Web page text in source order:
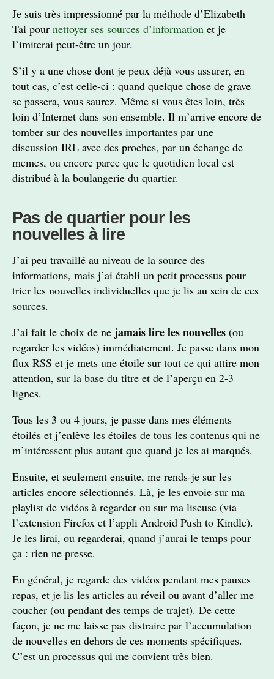
Je suis très impressionné par la méthode d’Elizabeth
Tai pour nettoyer ses sources d’information et je
l’imiterai peut-être un jour.
S’il y a une chose dont je peux déjà vous assurer, en
tout cas, c’est celle-ci : quand quelque chose de grave
se passera, vous saurez. Même si vous êtes loin, très
loin d’Internet dans son ensemble. Il m’arrive encore de
tomber sur des nouvelles importantes par une
discussion IRL avec des proches, par un échange de
memes, ou encore parce que le quotidien local est
distribué à la boulangerie du quartier.
Pas de quartier pour les
nouvelles à lire
J’ai peu travaillé au niveau de la source des
informations, mais j’ai établi un petit processus pour
trier les nouvelles individuelles que je lis au sein de ces
sources.
J’ai fait le choix de ne jamais lire les nouvelles (ou
regarder les vidéos) immédiatement. Je passe dans mon
flux RSS et je mets une étoile sur tout ce qui attire mon
attention, sur la base du titre et de l’aperçu en 2-3
lignes.
Tous les 3 ou 4 jours, je passe dans mes éléments
étoilés et j’enlève les étoiles de tous les contenus qui ne
m’intéressent plus autant que quand je les ai marqués.
Ensuite, et seulement ensuite, me rends-je sur les
articles encore sélectionnés. Là, je les envoie sur ma
playlist de vidéos à regarder ou sur ma liseuse (via
l’extension Firefox et l’appli Android Push to Kindle).
Je les lirai, ou regarderai, quand j’aurai le temps pour
ça : rien ne presse.
En général, je regarde des vidéos pendant mes pauses
repas, et je lis les articles au réveil ou avant d’aller me
coucher (ou pendant des temps de trajet). De cette
façon, je ne me laisse pas distraire par l’accumulation
de nouvelles en dehors de ces moments spécifiques.
C’est un processus qui me convient très bien.